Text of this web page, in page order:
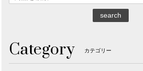
search
Category カテゴリー